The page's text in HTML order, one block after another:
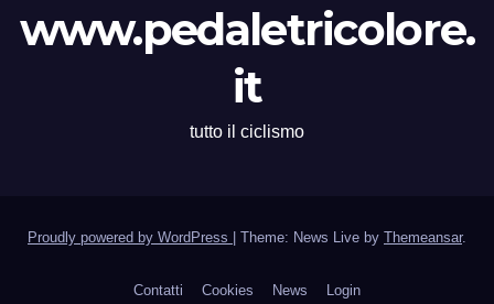
www.pedaletricolore.
it
tutto il ciclismo
Proudly powered by WordPress | Theme: News Live by Themeansar.
Contatti Cookies News Login